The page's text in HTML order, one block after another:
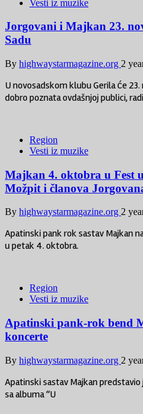
Vesti iz muzike
Jorgovani i Majkan 23.
Sadu
By highwaystarmagazine.org 2
U novosadskom klubu Gerila će
dobro poznata ovdašnjoj publici, radi
Region
Vesti iz muzike
Majkan 4. oktobra u Fest
Možpit i članova
By highwaystarmagazine.org 2
Apatinski pank rok sastav Majkan
u petak 4. oktobra.
Region
Vesti iz muzike
Apatinski pank-rok bend
koncerte
By highwaystarmagazine.org 2
Apatinski sastav Majkan
sa albuma “U